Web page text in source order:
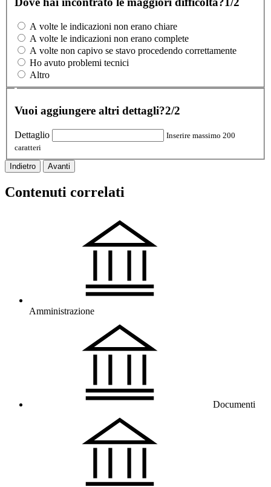
A volte le indicazioni non erano chiare
A volte le indicazioni non erano complete
A volte non capivo se stavo procedendo correttamente
Ho avuto problemi tecnici
Altro
Vuoi aggiungere altri dettagli?2/2
Dettaglio
Inserire massimo 200
caratteri
Indietro Avanti
Contenuti correlati
Amministrazione
Documenti